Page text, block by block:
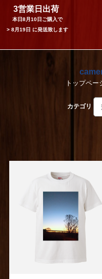
3営業日出荷
本日8月10日 ご購入で
> 8月19日 に発送致します
トップペー
カテゴリ